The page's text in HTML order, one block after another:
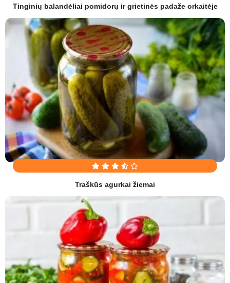
Tinginių balandėliai pomidorų ir grietinės padaže orkaitėje
Traškūs agurkai žiemai